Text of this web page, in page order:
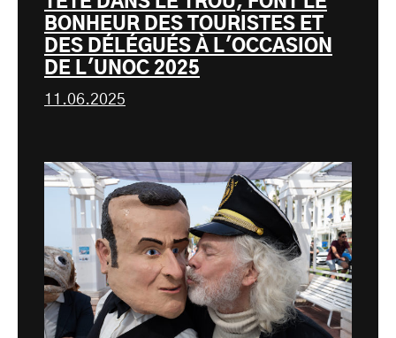
BONHEUR DES TOURISTES ET
DES DÉLÉGUÉS À L'OCCASION
DE L'UNOC 2025
11.06.2025